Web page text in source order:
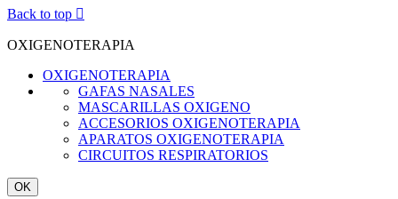
Back to top 
OXIGENOTERAPIA
OXIGENOTERAPIA
GAFAS NASALES
MASCARILLAS OXIGENO
ACCESORIOS OXIGENOTERAPIA
APARATOS OXIGENOTERAPIA
CIRCUITOS RESPIRATORIOS
OK